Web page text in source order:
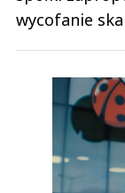
wycofanie